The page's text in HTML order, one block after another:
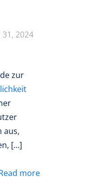
31, 2024
zur
aus,
[…]
more-